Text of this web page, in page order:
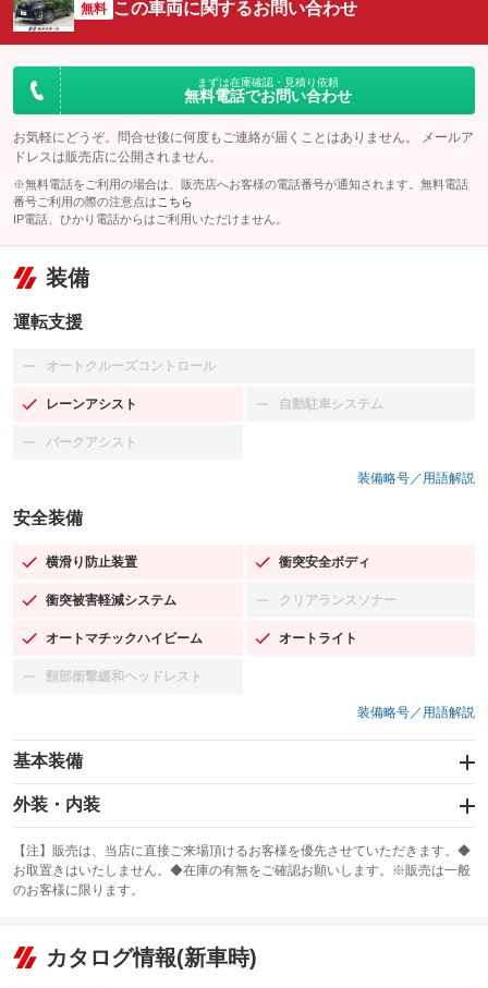
無料 この車両に関するお問い合わせ
まずは在庫確認・見積り依頼
無料電話でお問い合わせ
お気軽にどうぞ。問合せ後に何度もご連絡が届くことはありません。 メールア
ドレスは販売店に公開されません。
※無料電話をご利用の場合は、販売店へお客様の電話番号が通知されます。無料電話
番号ご利用の際の注意点は こちら
IP電話、ひかり電話からはご利用いただけません。
装備
運転支援
オートクルーズコントロール
：装備なし
レーンアシスト
：装備あり 自動駐車システム
：装備なし
パークアシスト
：装備なし
装備略号／用語解説
安全装備
横滑り防止装置
：装備あり 衝突安全ボディ
：装備あり
衝突被害軽減システム
：装備あり クリアランスソナー
：装備なし
オートマチックハイビーム
：装備あり オートライト
：装備あり
頸部衝撃緩和ヘッドレスト
：装備なし
装備略号／用語解説
基本装備
エアバッグ：運転席/助手席
：装備あり
：装備あり
サンルーフ
：装備なし ABS
リフトアップ
：装備なし
外装・内装
カーナビ：SDナビ
：装備あり
TV：フルセグ
：装備あり
ビジュアル：-／DVD再生
：装備あり
【注】販売は、当店に直接ご来場頂けるお客様を優先させていただきます。◆
お取置きはいたしません。◆在庫の有無をご確認お願いします。※販売は一般
のお客様に限ります。
カタログ情報(新車時)